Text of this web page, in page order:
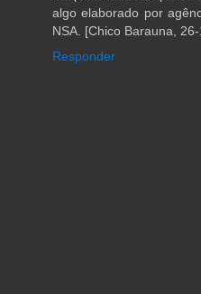
algo elaborado por
NSA. [Chico Barauna, 26-
Responder